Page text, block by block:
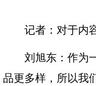
记者：对于内容
刘旭东：作为一
品更多样，所以我